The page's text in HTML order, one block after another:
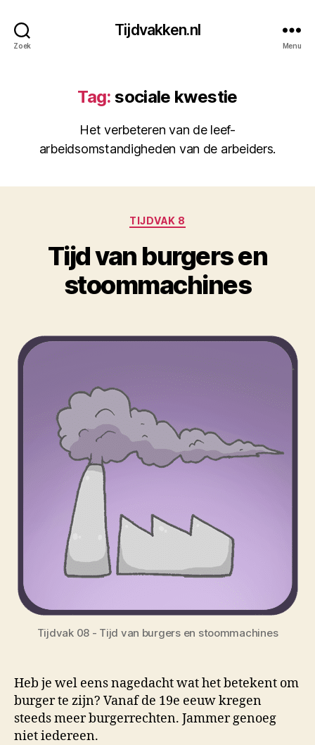
Zoek
Tijdvakken.nl
Menu
Tag: sociale kwestie
Het verbeteren van de leef-
arbeidsomstandigheden van de arbeiders.
Categorieën
TIJDVAK 8
Tijd van burgers en
stoommachines
Tijdvak 08 - Tijd van burgers en stoommachines
Heb je wel eens nagedacht wat het betekent om
burger te zijn? Vanaf de 19e eeuw kregen
steeds meer burgerrechten. Jammer genoeg
niet iedereen.